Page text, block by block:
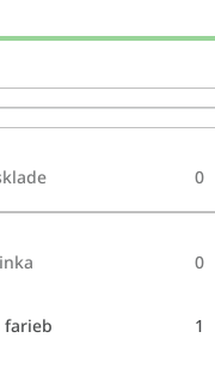
0
0
farieb 1